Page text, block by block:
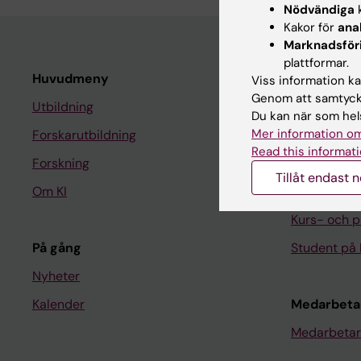
Huvudmeny
Utbildning
Forskarutbildning
Forskning
Om KI
På gång
Nyheter
Kalender
Student
Ladok
Canvas
Schema
Kurs- och
Student på
Nödvändiga
Kakor för
plattformar.
Viss information
Genom att
Du kan när som
Mer information
Read this
Tillåt endast